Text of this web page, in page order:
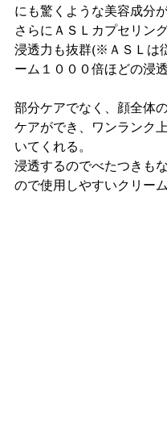
にも驚くような美容成分
さらにＡＳＬカプセリン
浸透力も抜群(※ＡＳＬは
ーム１０００倍ほどの浸
部分ケアでなく、顔全体
ケアができ、ワンランク
いてくれる。
浸透するのでべたつきも
ので使用しやすいクリーム